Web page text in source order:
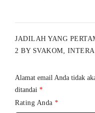
Dilengkapi getaran dan
100% Body-safe
berbahaya.
JADILAH YANG
2 BY SVAKOM,
Alamat email Anda tidak
ditandai *
Rating Anda *